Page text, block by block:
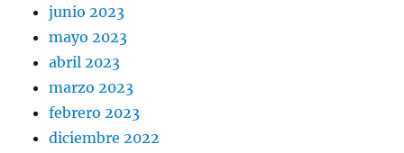
junio 2023
mayo 2023
abril 2023
marzo 2023
febrero 2023
diciembre 2022